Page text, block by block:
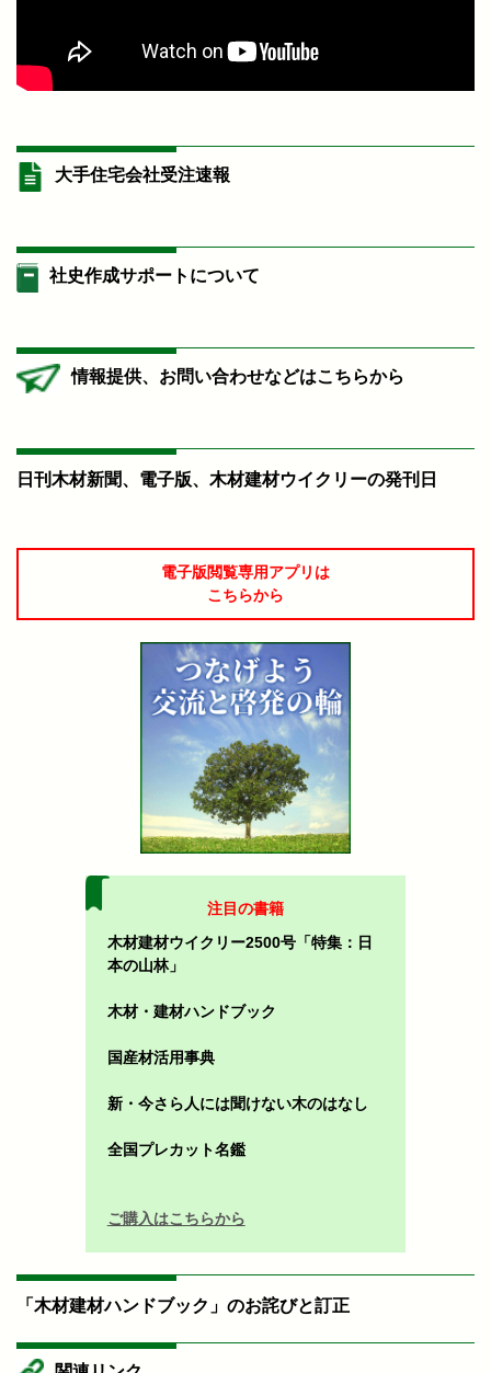
大手住宅会社受注速報
社史作成サポートについて
情報提供、お問い合わせなどはこちらから
日刊木材新聞、電子版、木材建材ウイクリーの発刊日
電子版閲覧専用アプリは
こちらから
注目の書籍
木材建材ウイクリー2500号「特集：日
本の山林」
木材・建材ハンドブック
国産材活用事典
新・今さら人には聞けない木のはなし
全国プレカット名鑑
ご購入はこちらから
「木材建材ハンドブック」のお詫びと訂正